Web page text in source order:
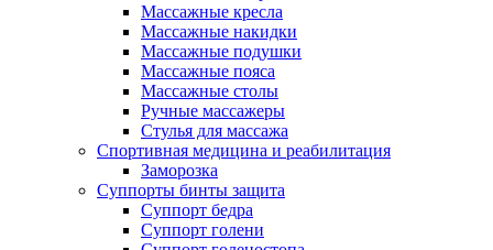
Массажные кресла
Массажные накидки
Массажные подушки
Массажные пояса
Массажные столы
Ручные массажеры
Стулья для массажа
Спортивная медицина и реабилитация
Заморозка
Суппорты бинты защита
Суппорт бедра
Суппорт голени